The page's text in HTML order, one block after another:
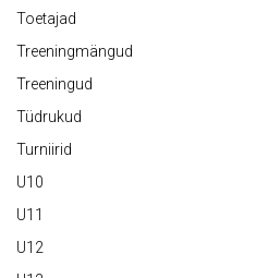
Toetajad
Treeningmängud
Treeningud
Tüdrukud
Turniirid
U10
U11
U12